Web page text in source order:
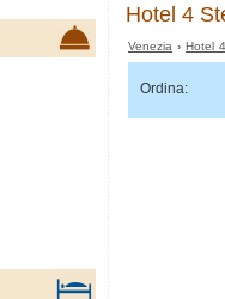
Hotel 4
Venezia ›Hotel
Ordina: